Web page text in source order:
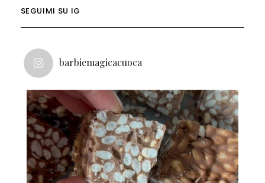
SEGUIMI SU IG
barbiemagicacuoca